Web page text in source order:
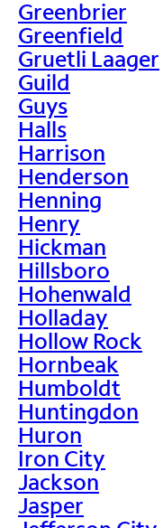
Greenbrier
Greenfield
Gruetli Laager
Guild
Guys
Halls
Harrison
Henderson
Henning
Henry
Hickman
Hillsboro
Hohenwald
Holladay
Hollow Rock
Hornbeak
Humboldt
Huntingdon
Huron
Iron City
Jackson
Jasper